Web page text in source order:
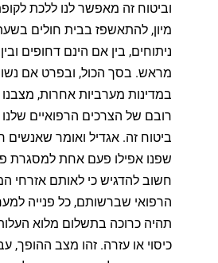
וביטוח זה מאפשר לנו ללכת
מיון, להתאשפז בבית חולים
ניתוחים, בין אם הינם דחופים
מראש. בסך הכול, ובפרט אם
במדינות מערביות אחרות, מצבנו
רובם של הצרכים הרפואיים שלנו
ביטוח זה. אגדיל ואומר שאנשים
שפנו אפילו פעם אחת למסגרת
חשוב להדגיש כי לאותם אזרחי
הרפואי שברשותם, כל פנייה
תהיה כרוכה בתשלום מלוא
כיסוי או עזרה. זהו מצב ההופך,